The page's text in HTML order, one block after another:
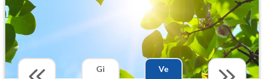
Gi
Ve